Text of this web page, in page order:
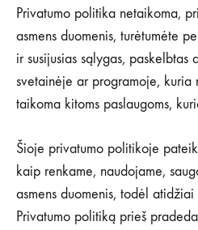
Privatumo politika netaikoma,
asmens duomenis, turėtumėte
ir susijusias sąlygas, paskelbtas
svetainėje ar programoje, kuria
taikoma kitoms paslaugoms,
Šioje privatumo politikoje
kaip renkame, naudojame,
asmens duomenis, todėl
Privatumo politiką prieš